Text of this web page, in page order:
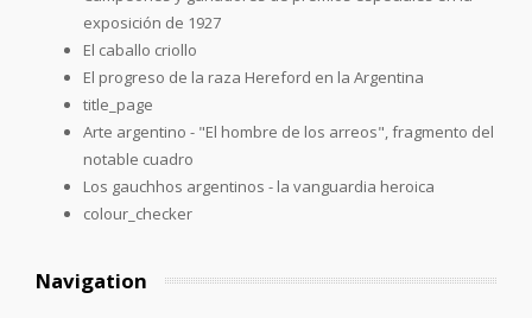
exposición de 1927
El caballo criollo
El progreso de la raza Hereford en la Argentina
title_page
Arte argentino - "El hombre de los arreos", fragmento del
notable cuadro
Los gauchhos argentinos - la vanguardia heroica
colour_checker
Navigation